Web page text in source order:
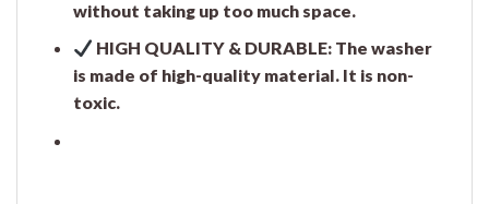
without taking up too much space.
HIGH QUALITY & DURABLE: The washer
is made of high-quality material. It is non-
toxic.